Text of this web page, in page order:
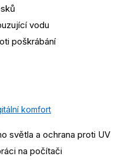
vodu
poškrábání
komfort
světla a ochrana proti UV
na počítači